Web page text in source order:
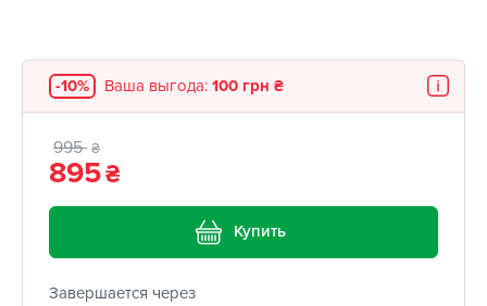
-10% Ваша выгода: 100 грн ₴
995 ₴
895₴
Купить
Завершается через